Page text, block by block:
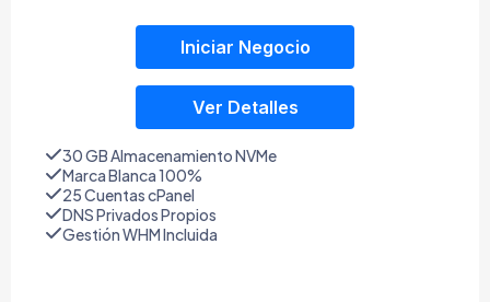
Iniciar Negocio
Ver Detalles
30 GB Almacenamiento NVMe
Marca Blanca 100%
25 Cuentas cPanel
DNS Privados Propios
Gestión WHM Incluida